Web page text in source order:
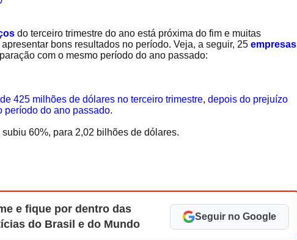
do terceiro trimestre do ano está próxima do fim e muitas
bons resultados no período. Veja, a seguir, 25 empresas
com o mesmo período do ano passado:
425 milhões de dólares no terceiro trimestre, depois do prejuízo
período do ano passado.
60%, para 2,02 bilhões de dólares.
e fique por dentro das
do Brasil e do Mundo
Seguir no Google